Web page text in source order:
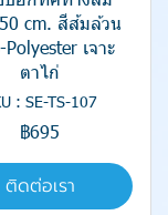
cm. สีส้มล้วน
Polyester เจาะ
ตาไก่
: SE-TS-107
฿695
ติดต่อเรา